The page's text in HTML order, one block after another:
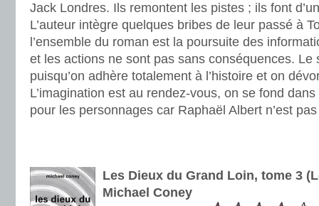
Jack Londres. Ils remontent les pistes ; ils font
L’auteur intègre quelques bribes de leur passé à
l’ensemble du roman est la poursuite des
et les actions ne sont pas sans conséquences. Le
puisqu’on adhère totalement à l’histoire et on
L’imagination est au rendez-vous, on se fond
pour les personnages car Raphaël Albert n’est
Les Dieux du Grand Loin, tome 3
Michael Coney